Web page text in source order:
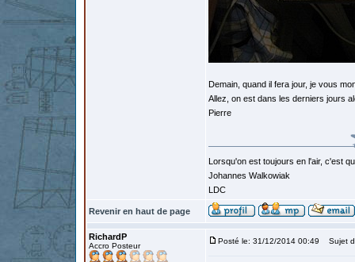
Demain, quand il fera jour, je vous
Allez, on est dans les derniers jours
Pierre
Lorsqu'on est toujours en l'air, c'est
Johannes Walkowiak
LDC
Revenir en haut de page
RichardP
Accro Posteur
Posté le: 31/12/2014 00:49 Sujet